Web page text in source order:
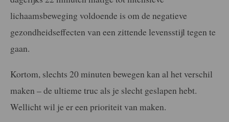
lichaamsbeweging voldoende is om de negatieve
gezondheidseffecten van een zittende levensstijl tegen te
gaan.
Kortom, slechts 20 minuten bewegen kan al het verschil
maken – de ultieme truc als je slecht geslapen hebt.
Wellicht wil je er een prioriteit van maken.